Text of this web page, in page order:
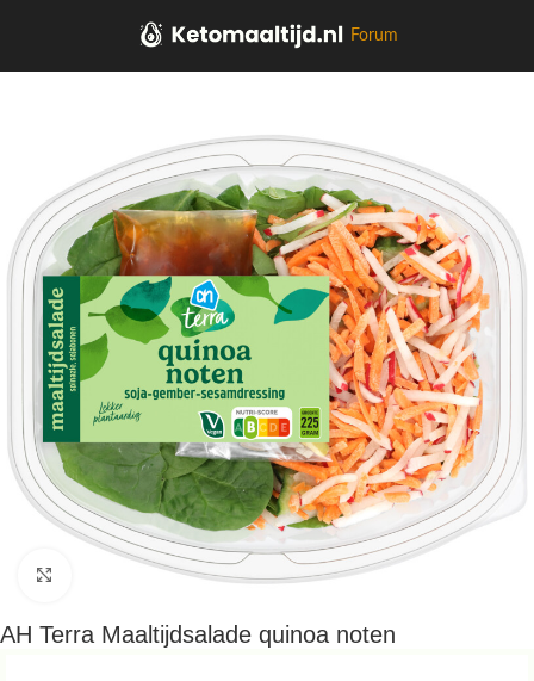
Forum
Klik om te vergroten
AH Terra Maaltijdsalade quinoa noten